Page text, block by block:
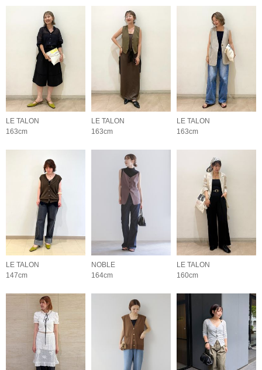
LE TALON
163cm
LE TALON
163cm
LE TALON
163cm
LE TALON
147cm
NOBLE
164cm
LE TALON
160cm